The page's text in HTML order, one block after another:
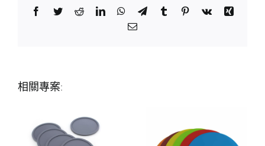
Facebook
TwitterRedditLinkedInWhatsApp
TelegramTumblr Pinterest
Vk
Xing
Email:
相關專案: